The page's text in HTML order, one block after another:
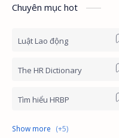
Chuyên mục hot
Luật Lao động
The HR Dictionary
Tìm hiểu HRBP
HR News